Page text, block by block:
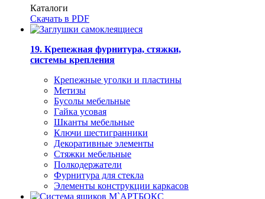
Каталоги
Скачать в PDF
19. Крепежная фурнитура, стяжки,
системы крепления
Крепежные уголки и пластины
Метизы
Бусолы мебельные
Гайка усовая
Шканты мебельные
Ключи шестигранники
Декоративные элементы
Стяжки мебельные
Полкодержатели
Фурнитура для стекла
Элементы конструкции каркасов